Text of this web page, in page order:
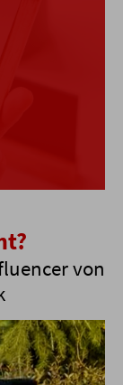
von